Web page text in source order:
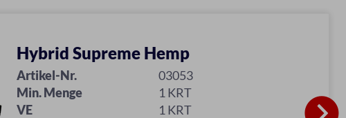
Hybrid Supreme Hemp
Artikel-Nr.
03053
Min. Menge
1 KRT
VE
1 KRT